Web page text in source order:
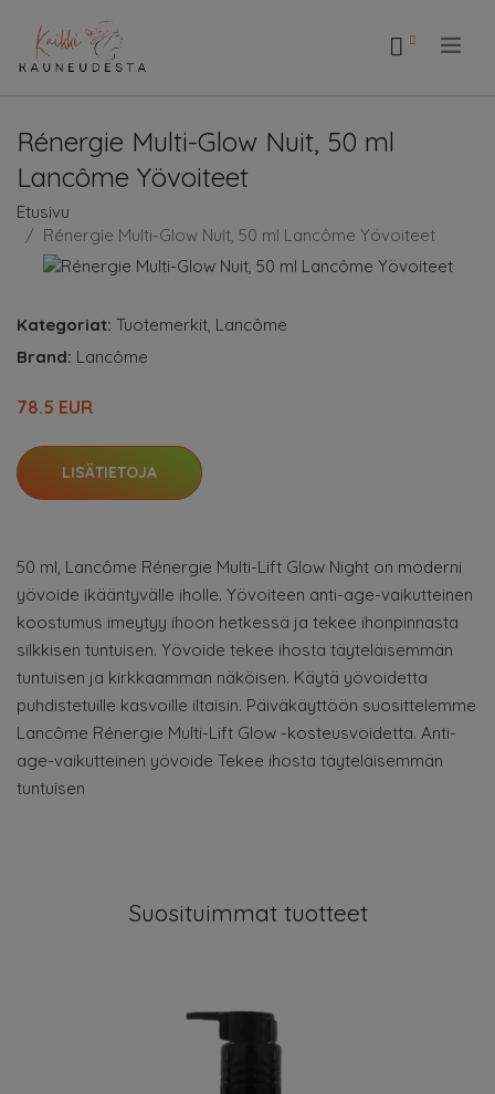
Rénergie Multi-Glow Nuit, 50 ml
Lancôme Yövoiteet
Etusivu
Rénergie Multi-Glow Nuit, 50 ml Lancôme Yövoiteet
Kategoriat: Tuotemerkit Lancôme
Brand: Lancôme
78.5 EUR
LISÄTIETOJA
50 ml, Lancôme Rénergie Multi-Lift Glow Night on moderni
yövoide ikääntyvälle iholle. Yövoiteen anti-age-vaikutteinen
koostumus imeytyy ihoon hetkessä ja tekee ihonpinnasta
silkkisen tuntuisen. Yövoide tekee ihosta täyteläisemmän
tuntuisen ja kirkkaamman näköisen. Käytä yövoidetta
puhdistetuille kasvoille iltaisin. Päiväkäyttöön suosittelemme
Lancôme Rénergie Multi-Lift Glow -kosteusvoidetta. Anti-
age-vaikutteinen yövoide Tekee ihosta täyteläisemmän
tuntuisen
Suosituimmat tuotteet